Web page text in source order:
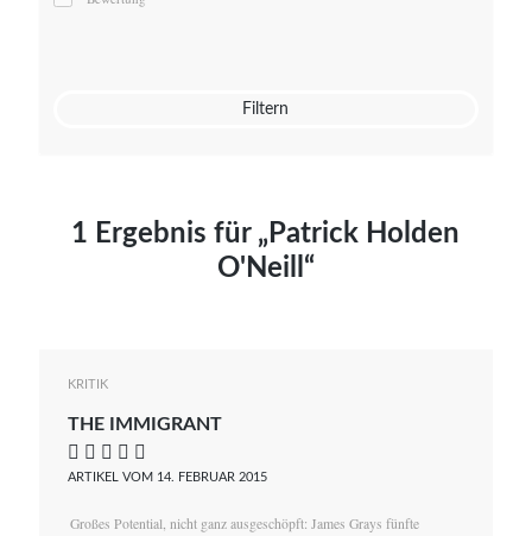
Mato von Vogelstein
Filtern
1 Ergebnis für „Patrick Holden
O'Neill“
KRITIK
THE IMMIGRANT
    
ARTIKEL VOM 14. FEBRUAR 2015
Großes Potential, nicht ganz ausgeschöpft: James Grays fünfte